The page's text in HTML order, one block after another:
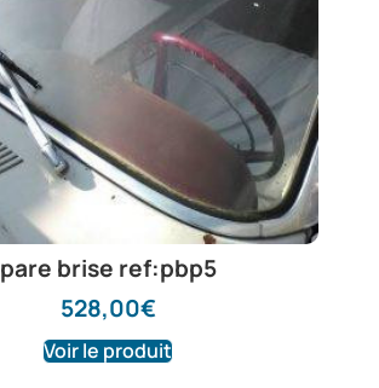
pare brise ref:pbp5
528,00€
Voir le produit